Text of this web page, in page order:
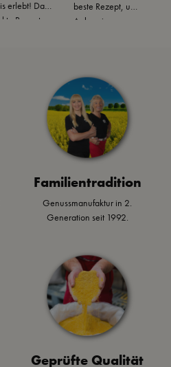
erlebt! Das
Rezept
beste Rezept, um
Auberginen
Familientradition
Genussmanufaktur in 2.
Generation seit 1992.
Geprüfte Qualität